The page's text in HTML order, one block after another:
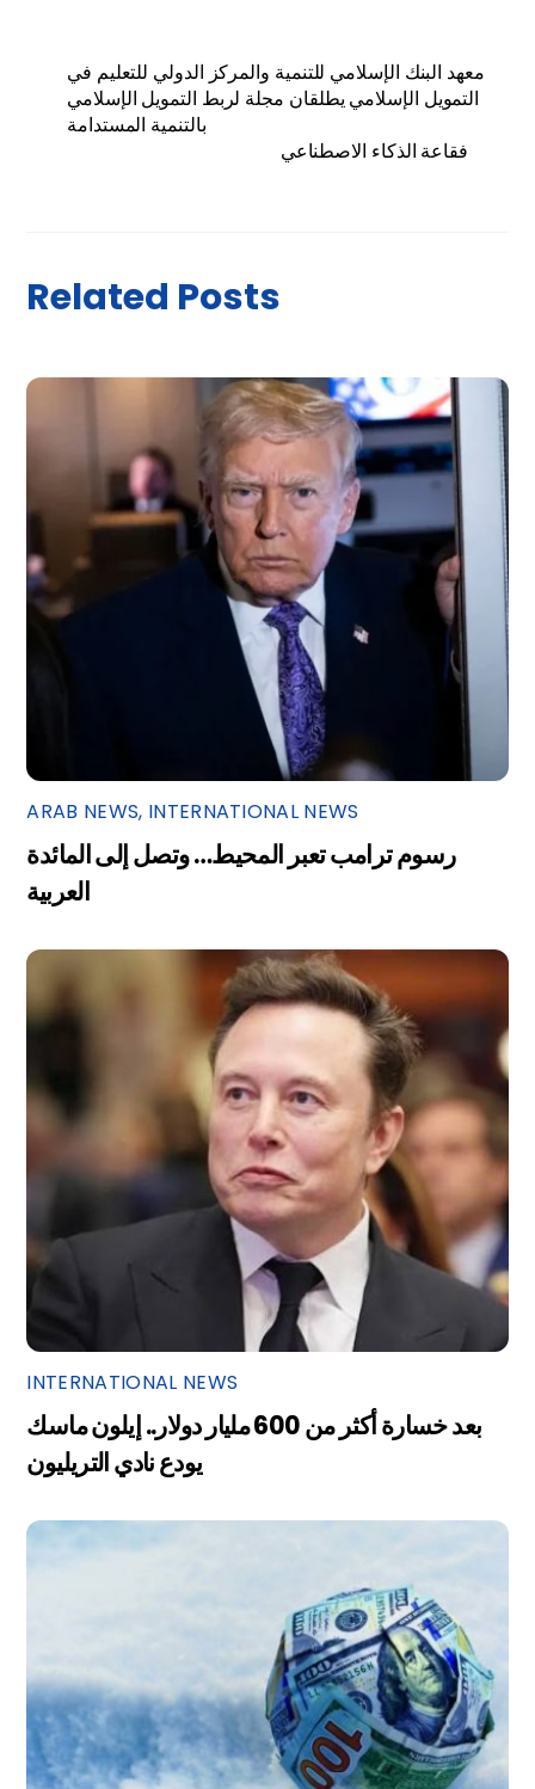
معهد البنك الإسلامي للتنمية والمركز الدولي للتعليم في
التمويل الإسلامي يطلقان مجلة لربط التمويل الإسلامي
بالتنمية المستدامة
فقاعة الذكاء الاصطناعي
Related Posts
ARAB NEWS, INTERNATIONAL NEWS
رسوم ترامب تعبر المحيط… وتصل إلى المائدة
العربية
INTERNATIONAL NEWS
بعد خسارة أكثر من 600 مليار دولار.. إيلون ماسك
يودع نادي التريليون